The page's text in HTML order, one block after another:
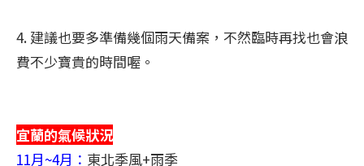
4. 建議也要多準備幾個雨天備案，不然臨時再找也會浪
費不少寶貴的時間喔。
宜蘭的氣候狀況
11月~4月： 東北季風+雨季